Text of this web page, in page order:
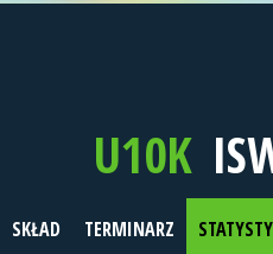
U10K
SKŁAD TERMINARZ